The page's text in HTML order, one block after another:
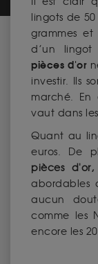
lingots de
grammes
d’un lingot
pièces d'or
investir. Ils
marché. En
vaut dans
Quant au
euros. De
pièces d'or,
abordables
aucun
comme les
encore les